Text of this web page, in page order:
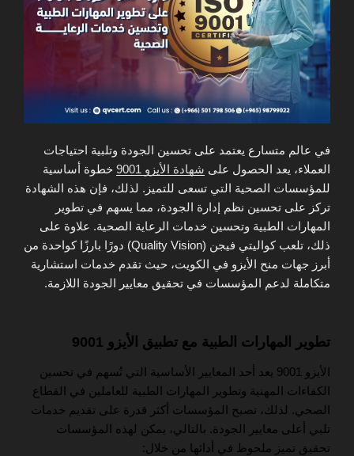
في عالم متسارع يعتمد على تحسين الجودة وتلبية احتياجات
العملاء، يعد الحصول على شهادة الأيزو 9001
خطوة أساسية
للمؤسسات الصحية التي تسعى للتميز. لذلك، فإن هذه الشهادة
تركز على تحسين نظم إدارة الجودة، مما يسهم في تطوير
المهارات الطبية وتحسين خدمات الرعاية الصحية. علاوة على
ذلك، تلعب كواليتي فيجن (Quality Vision) دورًا بارزًا كواحدة من
أبرز جهات منح الأيزو في الكويت، حيث تقدم خدمات استشارية
متكاملة لدعم المؤسسات في تحقيق معايير الجودة اللازمة.
تطوير المهارات الطبية مع تطبيق الأيزو 9001
الأيزو 9001 يعد أحد المعايير الأساسية التي تُسهم في تحسين
الكفاءات المهنية وتطوير المهارات الطبية للعاملين في القطاع
الصحي. لذلك، تصبح المؤسسات أكثر قدرة على تقديم خدمات
تلبي أعلى معايير الجودة. بالتالي، يمكن لهذه المؤسسات
تحقيق تميز ملحوظ في أدائها من خلال: